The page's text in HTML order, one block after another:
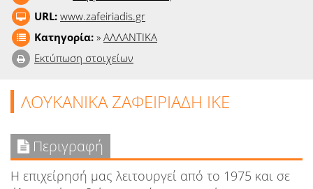
Ταινίες
URL: www.zafeiriadis.gr
Κατηγορία: » ΑΛΛΑΝΤΙΚΑ
Εκτύπωση στοιχείων
ΛΟΥΚΑΝΙΚΑ ΖΑΦΕΙΡΙΑΔΗ ΙΚΕ
Περιγραφή
Η επιχείρησή μας λειτουργεί από το 1975 και σε